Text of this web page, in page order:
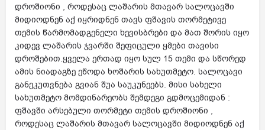
დროშიონი , როდესაც ლაშარის მთავარ სალოცავში
მიდიოდნენ აქ იყრიდნენ თავს ფშავის თორმეტივე
თემის წარმომადგენელი ხევისბრები და მათ შორის იყო
კიდევ ლაშარის ჯვარში შეფიცული ყმები თავისი
დროშებით.ყველა ერთად იყო სულ 15 თემი და სწორედ
ამის ნიადაგზე ეწოდა ხოშარის სახუთმეტო. სალოცავი
განეკუთვნება გვიან შუა საუკუნეებს. მისი სახელი
სახუთმეტო მომდინარეობს შემდეგი გდმოცემიდან :
ფშავში არსებული თორმეტი თემის დროშიონი ,
როდესაც ლაშარის მთავარ სალოცავში მიდიოდნენ აქ